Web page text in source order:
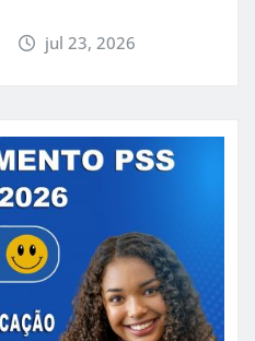
jul 23, 2026